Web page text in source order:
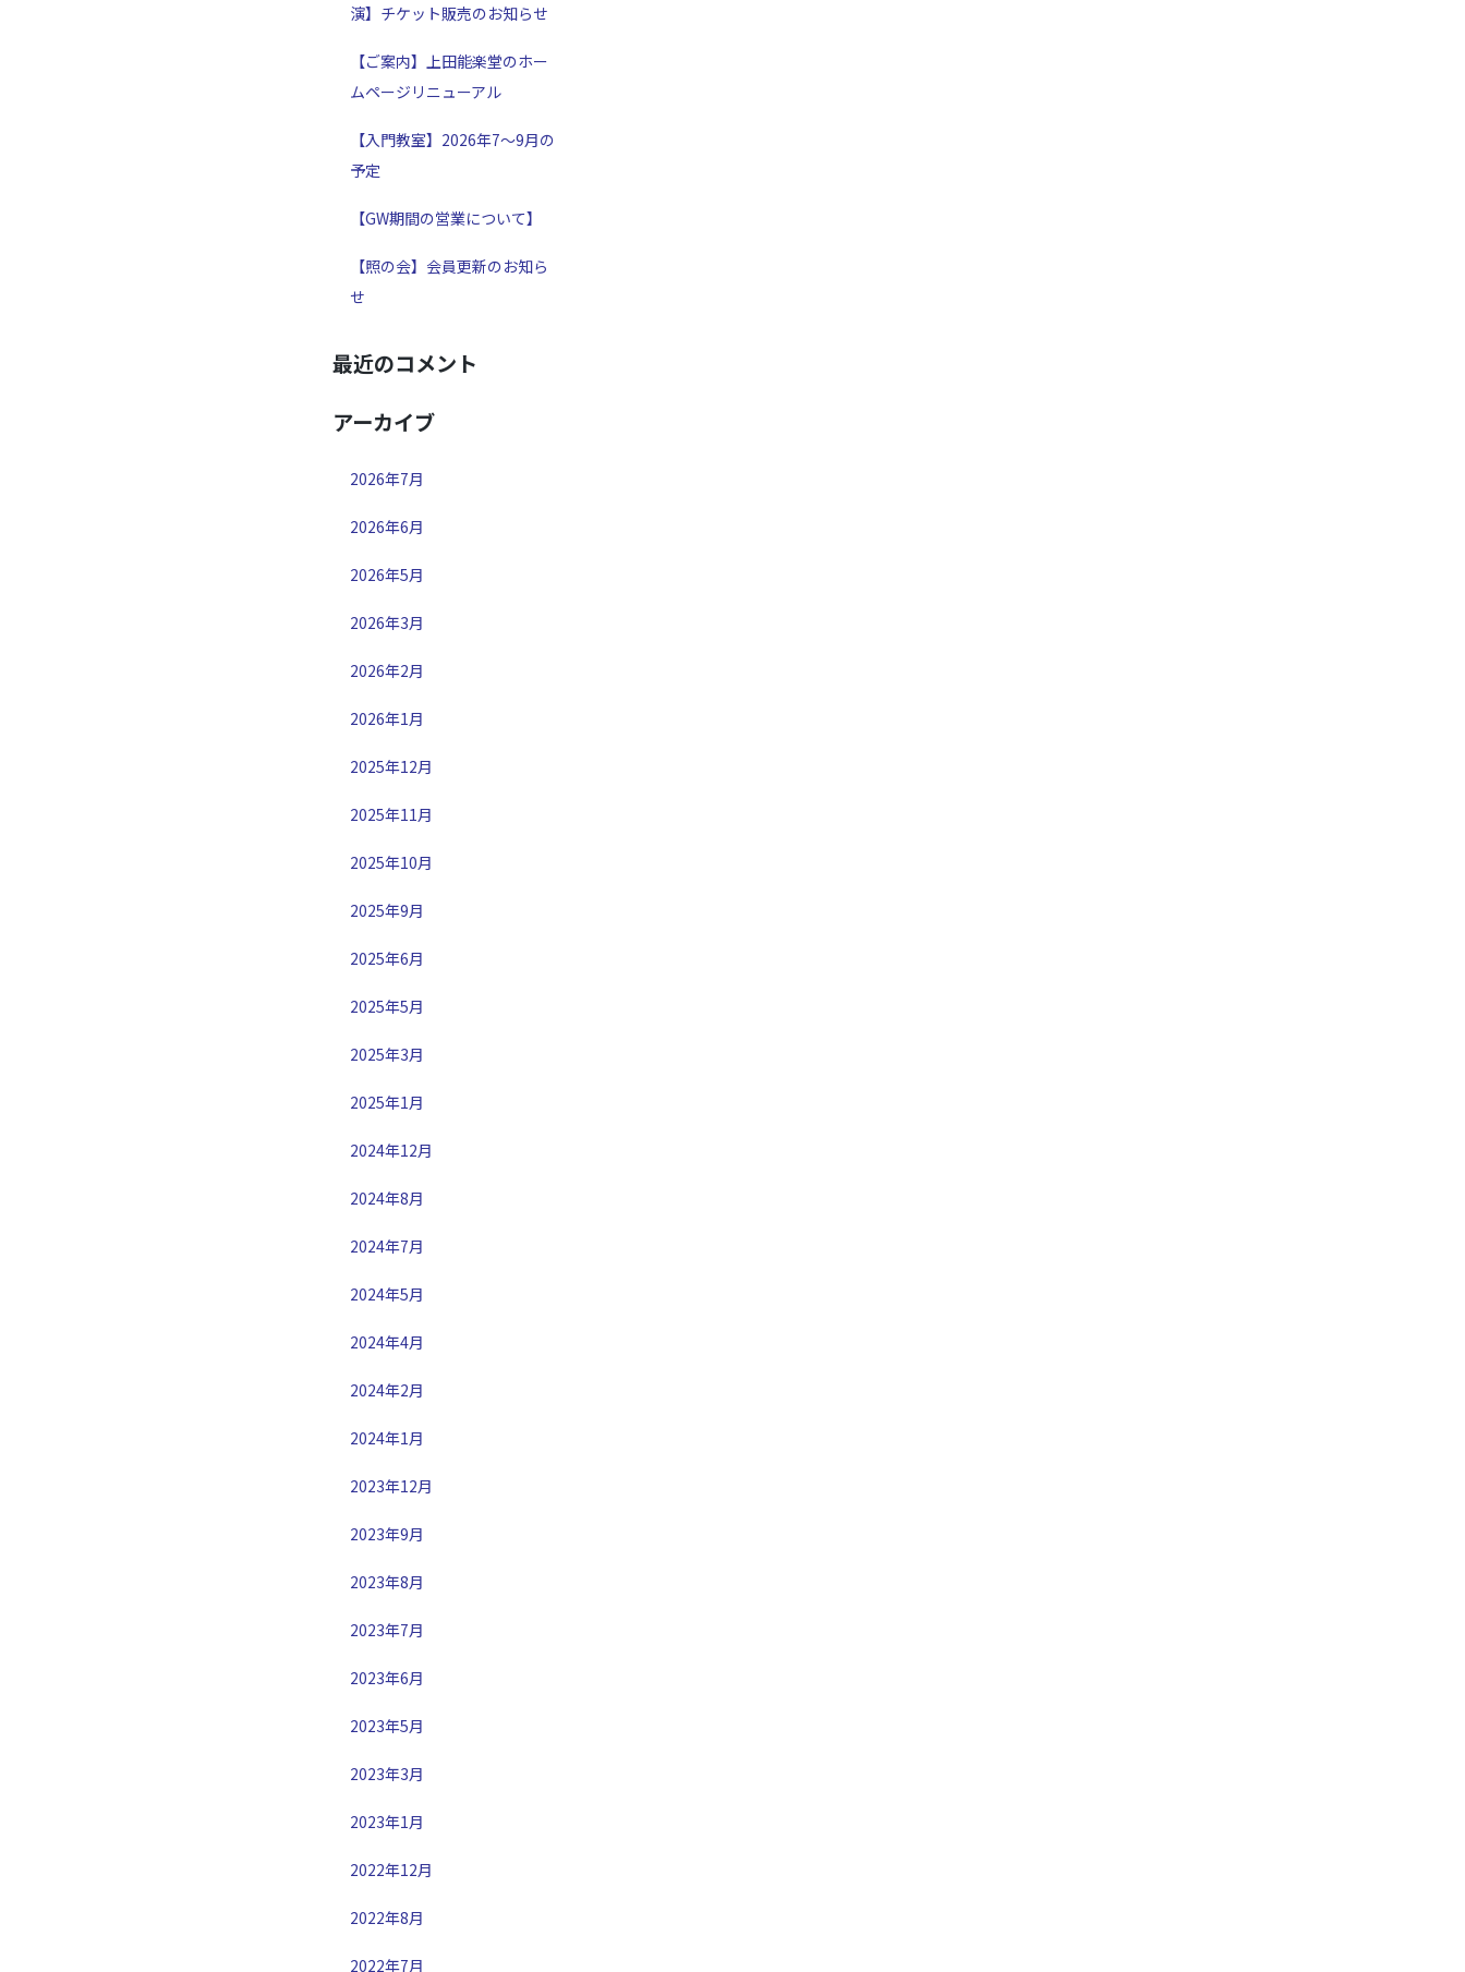
演】チケット販売のお知らせ
【ご案内】上田能楽堂のホー
ムページリニューアル
【入門教室】2026年7～9月の
予定
【GW期間の営業について】
【照の会】会員更新のお知ら
せ
最近のコメント
アーカイブ
2026年7月
2026年6月
2026年5月
2026年3月
2026年2月
2026年1月
2025年12月
2025年11月
2025年10月
2025年9月
2025年6月
2025年5月
2025年3月
2025年1月
2024年12月
2024年8月
2024年7月
2024年5月
2024年4月
2024年2月
2024年1月
2023年12月
2023年9月
2023年8月
2023年7月
2023年6月
2023年5月
2023年3月
2023年1月
2022年12月
2022年8月
2022年7月